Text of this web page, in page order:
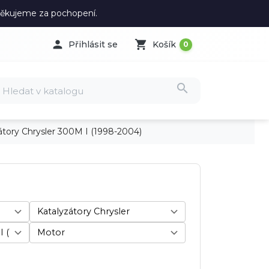
za pochopení.
 Přihlásit se shopping_cart Košík 0
search
Chrysler 300M I (1998-2004)